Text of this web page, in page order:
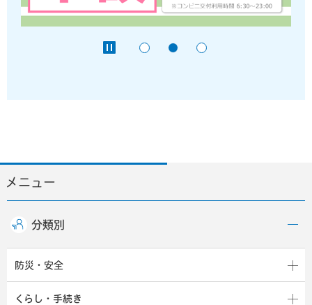
メニュー
分類別
防災・安全
くらし・手続き